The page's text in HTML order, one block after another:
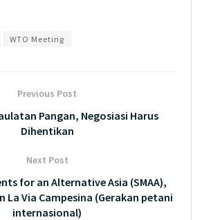
WTO Meeting
Previous Post
Pangan, Negosiasi Harus
Dihentikan
Next Post
for an Alternative Asia (SMAA),
La Via Campesina (Gerakan petani
internasional)